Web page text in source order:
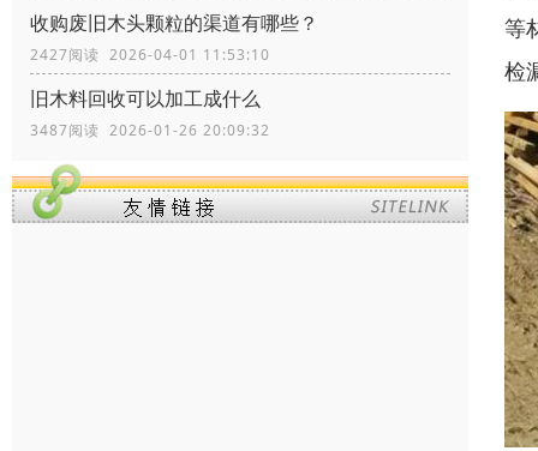
收购废旧木头颗粒的渠道有哪些？
2427阅读 2026-04-01 11:53:10
旧木料回收可以加工成什么
3487阅读 2026-01-26 20:09:32
等
检